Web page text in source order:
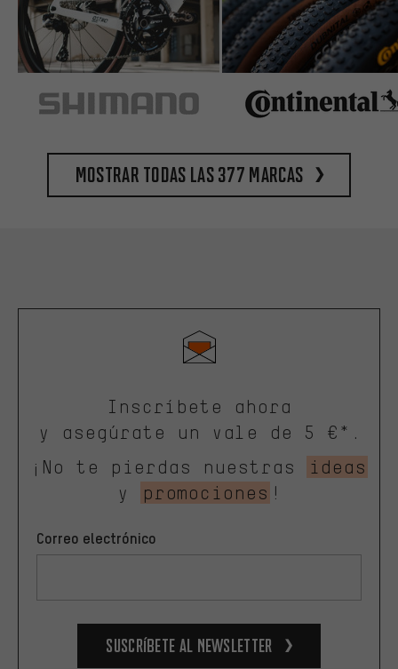
Mostrar todas las 377 marcas
Inscríbete ahora
y asegúrate un vale de 5 €*.
¡No te pierdas nuestras
ideas
y
promociones !
Correo electrónico
Suscríbete al newsletter